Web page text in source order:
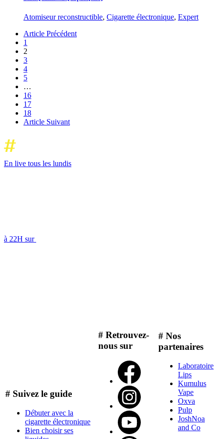
Atomiseur reconstructible, Cigarette électronique, Expert
Article Précédent
1
2
3
4
5
…
16
17
18
Article Suivant
En live tous les lundis
à 22H sur
# Suivez le guide
Débuter avec la
cigarette électronique
Bien choisir ses
# Retrouvez-
nous sur
# Nos
partenaires
Laboratoire
Lips
Kumulus
Vape
Oxva
Pulp
JoshNoa
and Co